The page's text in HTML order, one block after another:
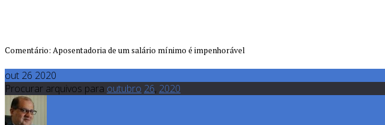
Comentário: Aposentadoria de um salário mínimo é impenhorável
out 26 2020
Procurar arquivos para outubro 26, 2020